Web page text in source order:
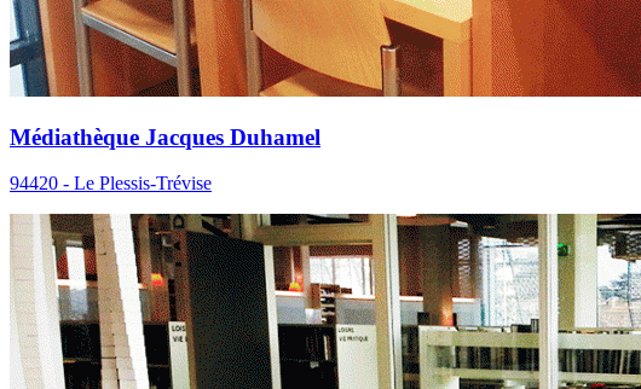
Médiathèque Jacques Duhamel
94420 - Le Plessis-Trévise